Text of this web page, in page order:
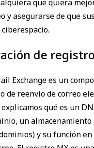
que quiera
y asegurarse de que
de
Exchange es un
de reenvío de correo
qué es un
un almacenamiento
y su función